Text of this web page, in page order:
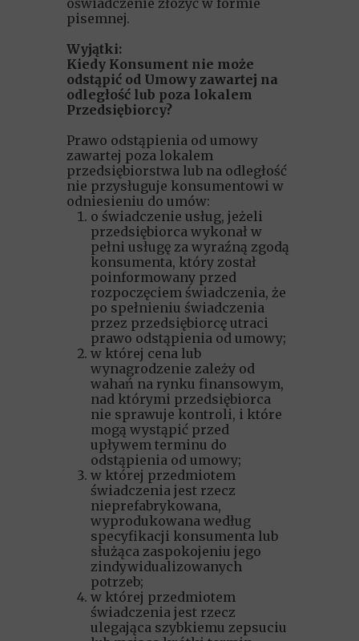
oświadczenie złożyć w formie
pisemnej.
Wyjątki:
Kiedy Konsument nie może
odstąpić od Umowy zawartej na
odległość lub poza lokalem
Przedsiębiorcy?
Prawo odstąpienia od umowy
zawartej poza lokalem
przedsiębiorstwa lub na odległość
nie przysługuje konsumentowi w
odniesieniu do umów:
o świadczenie usług, jeżeli
przedsiębiorca wykonał w
pełni usługę za wyraźną zgodą
konsumenta, który został
poinformowany przed
rozpoczęciem świadczenia, że
po spełnieniu świadczenia
przez przedsiębiorcę utraci
prawo odstąpienia od umowy;
w której cena lub
wynagrodzenie zależy od
wahań na rynku finansowym,
nad którymi przedsiębiorca
nie sprawuje kontroli, i które
mogą wystąpić przed
upływem terminu do
odstąpienia od umowy;
w której przedmiotem
świadczenia jest rzecz
nieprefabrykowana,
wyprodukowana według
specyfikacji konsumenta lub
służąca zaspokojeniu jego
zindywidualizowanych
potrzeb;
w której przedmiotem
świadczenia jest rzecz
ulegająca szybkiemu zepsuciu